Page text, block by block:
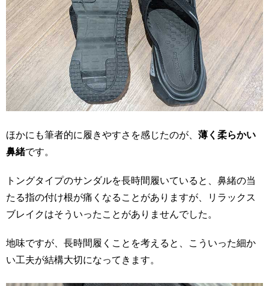
ほかにも筆者的に履きやすさを感じたのが、 薄く柔らかい
鼻緒です。
トングタイプのサンダルを長時間履いていると、鼻緒の当
たる指の付け根が痛くなることがありますが、リラックス
ブレイクはそういったことがありませんでした。
地味ですが、長時間履くことを考えると、こういった細か
い工夫が結構大切になってきます。